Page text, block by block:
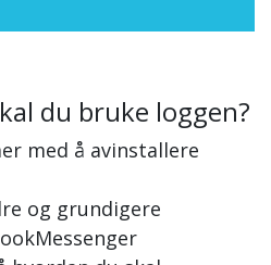
du bruke loggen?
med å avinstallere
og grundigere